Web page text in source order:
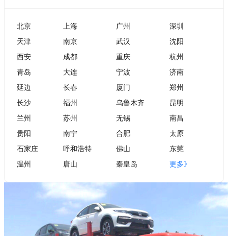
北京 上海 广州
深圳
天津
南京 武汉
沈阳
西安
成都 重庆
杭州
青岛
大连 宁波
济南
延边
长春 厦门
郑州
长沙
福州 乌鲁木齐
昆明
兰州
苏州 无锡
南昌
贵阳
南宁 合肥
太原
石家庄
呼和浩特 佛山
东莞
温州
唐山 秦皇岛 更多》